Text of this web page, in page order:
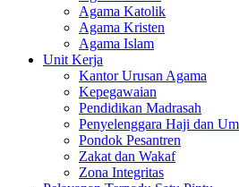
Agama Katolik
Agama Kristen
Agama Islam
Unit Kerja
Kantor Urusan Agama
Kepegawaian
Pendidikan Madrasah
Penyelenggara Haji dan
Pondok Pesantren
Zakat dan Wakaf
Zona Integritas